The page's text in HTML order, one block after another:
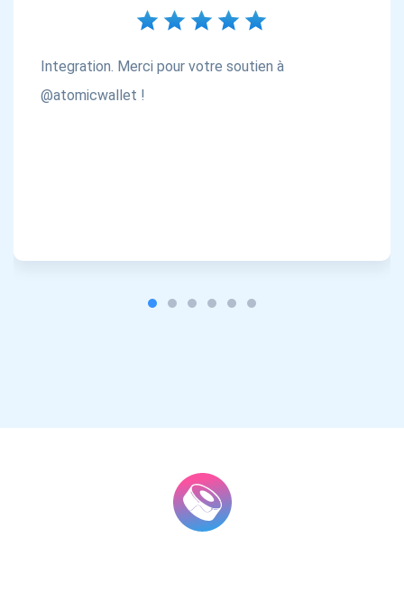
Integration. Merci pour votre soutien à
@atomicwallet !
Soyez le premier à recevoir les dernières mises à jour du
projet et les guides cryptographiques